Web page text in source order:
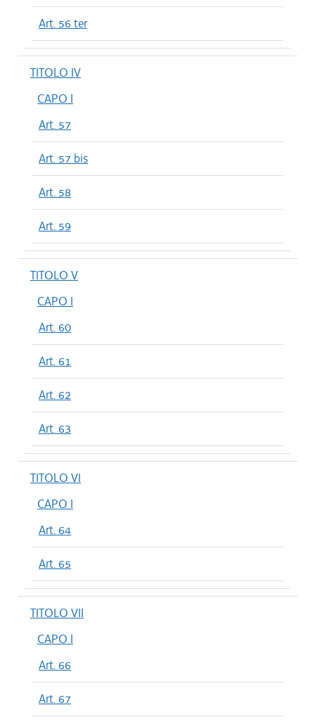
Art. 56 ter
TITOLO IV
CAPO I
Art. 57
Art. 57 bis
Art. 58
Art. 59
TITOLO V
CAPO I
Art. 60
Art. 61
Art. 62
Art. 63
TITOLO VI
CAPO I
Art. 64
Art. 65
TITOLO VII
CAPO I
Art. 66
Art. 67